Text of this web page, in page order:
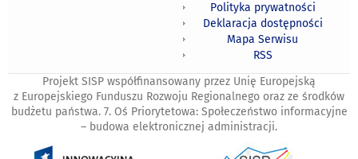
Polityka prywatności
Deklaracja dostępności
Mapa Serwisu
RSS
Projekt SISP współfinansowany przez Unię Europejską
z Europejskiego Funduszu Rozwoju Regionalnego oraz ze środków
budżetu państwa. 7. Oś Priorytetowa: Społeczeństwo informacyjne
– budowa elektronicznej administracji.